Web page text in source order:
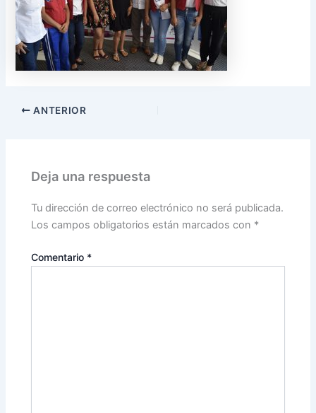
ANTERIOR
Deja una respuesta
Tu dirección de correo electrónico no será publicada.
Los campos obligatorios están marcados con *
Comentario *